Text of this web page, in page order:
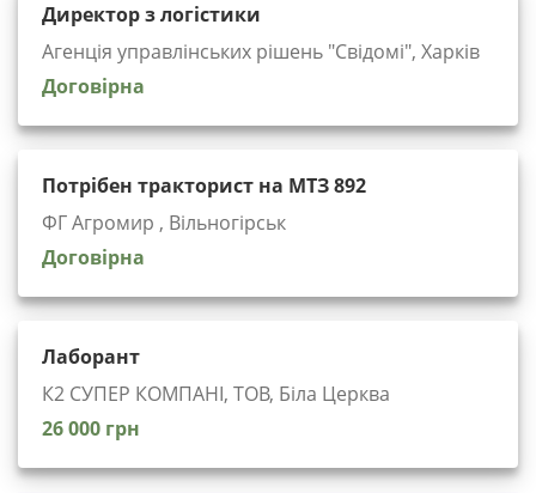
Директор з логістики
Агенція управлінських рішень "Cвідомі", Харків
Договірна
Потрібен тракторист на МТЗ 892
ФГ Агромир , Вільногірськ
Договірна
Лаборант
К2 СУПЕР КОМПАНІ, ТОВ, Біла Церква
26 000 грн